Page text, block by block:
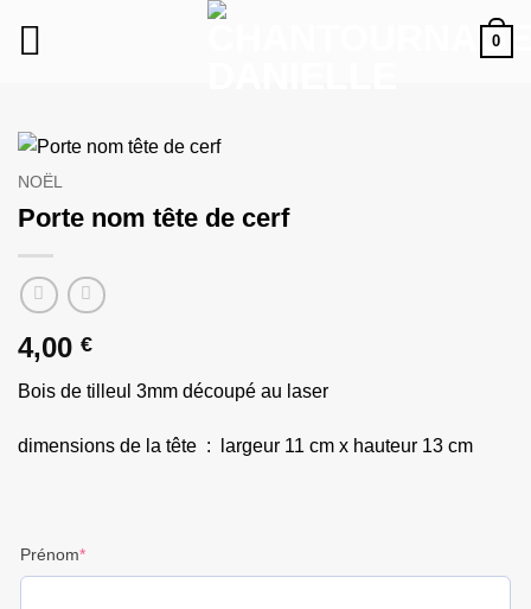
0
NOËL
Porte nom tête de cerf
4,00 €
Bois de tilleul 3mm découpé au laser
dimensions de la tête : largeur 11 cm x hauteur 13 cm
Prénom*(required)